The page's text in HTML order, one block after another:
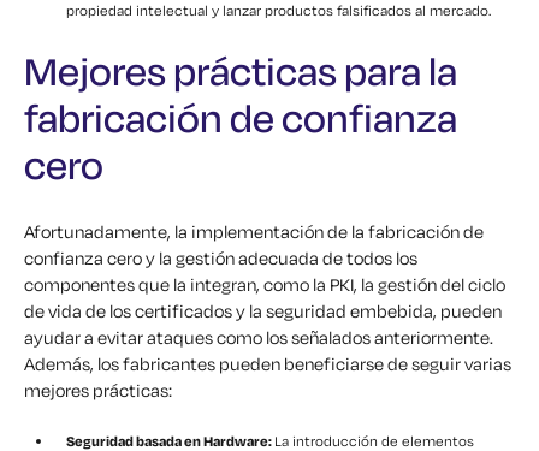
propiedad intelectual y lanzar productos falsificados al mercado.
Mejores prácticas para la
fabricación de confianza
cero
Afortunadamente, la implementación de la fabricación de
confianza cero y la gestión adecuada de todos los
componentes que la integran, como la PKI, la gestión del ciclo
de vida de los certificados y la seguridad embebida, pueden
ayudar a evitar ataques como los señalados anteriormente.
Además, los fabricantes pueden beneficiarse de seguir varias
mejores prácticas:
Seguridad basada en Hardware: La introducción de elementos